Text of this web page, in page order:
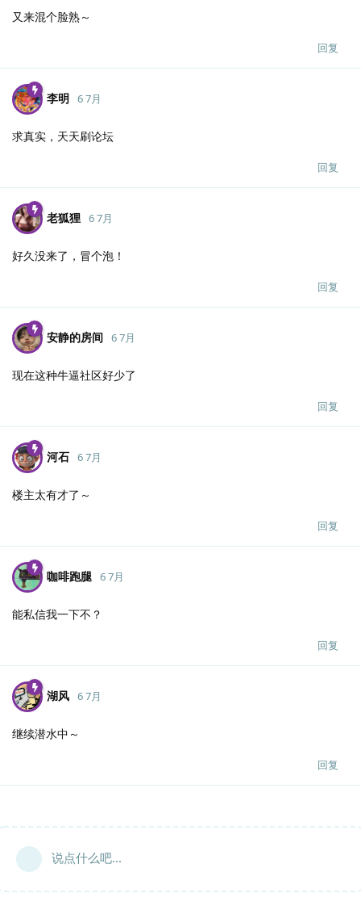
又来混个脸熟～
回复
李明 6 7月
求真实，天天刷论坛
回复
老狐狸 6 7月
好久没来了，冒个泡！
回复
安静的房间 6 7月
现在这种牛逼社区好少了
回复
河石 6 7月
楼主太有才了～
回复
咖啡跑腿 6 7月
能私信我一下不？
回复
湖风 6 7月
继续潜水中～
回复
说点什么吧...